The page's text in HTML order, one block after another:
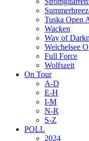
Tuska Open
Wacken
Way of
Weichelsee
Full Force
Wolfszeit
On Tour
A-D
E-H
I-M
N-R
S-Z
POLL
2024